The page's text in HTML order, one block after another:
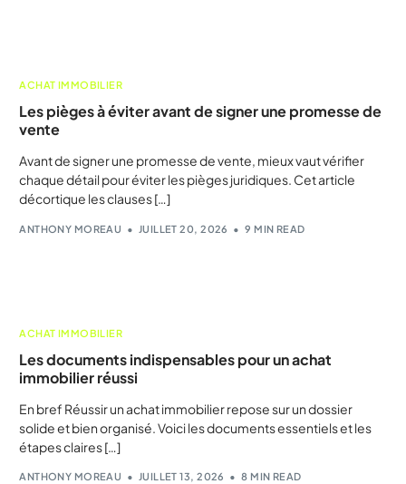
ACHAT IMMOBILIER
Les pièges à éviter avant de signer une promesse de
vente
Avant de signer une promesse de vente, mieux vaut vérifier
chaque détail pour éviter les pièges juridiques. Cet article
décortique les clauses […]
ANTHONY MOREAU JUILLET 20, 2026 9 MIN READ
ACHAT IMMOBILIER
Les documents indispensables pour un achat
immobilier réussi
En bref Réussir un achat immobilier repose sur un dossier
solide et bien organisé. Voici les documents essentiels et les
étapes claires […]
ANTHONY MOREAU JUILLET 13, 2026 8 MIN READ